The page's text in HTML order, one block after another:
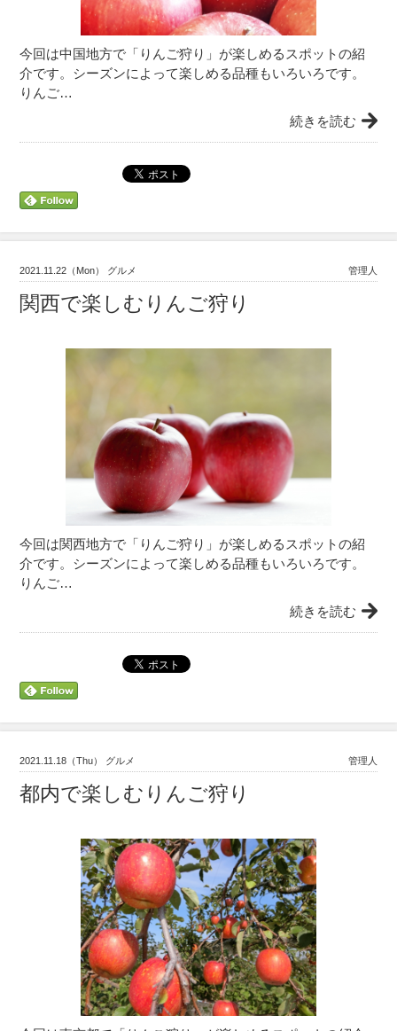
今回は中国地方で「りんご狩り」が楽しめるスポットの紹
介です。シーズンによって楽しめる品種もいろいろです。
りんご…
続きを読む
2021.11.22（Mon） グルメ 管理人
関西で楽しむりんご狩り
今回は関西地方で「りんご狩り」が楽しめるスポットの紹
介です。シーズンによって楽しめる品種もいろいろです。
りんご…
続きを読む
2021.11.18（Thu） グルメ 管理人
都内で楽しむりんご狩り